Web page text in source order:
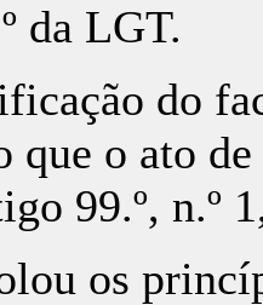
da LGT.
do
que o ato
99.º, n.º
os